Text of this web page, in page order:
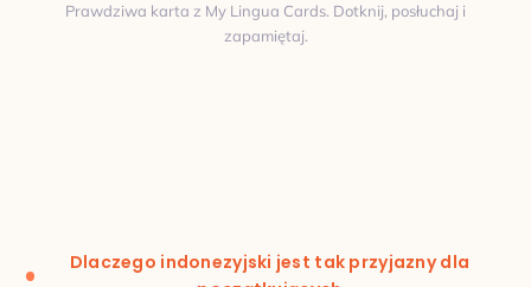
Prawdziwa karta z My Lingua Cards. Dotknij, posłuchaj i
zapamiętaj.
Dlaczego indonezyjski jest tak przyjazny dla